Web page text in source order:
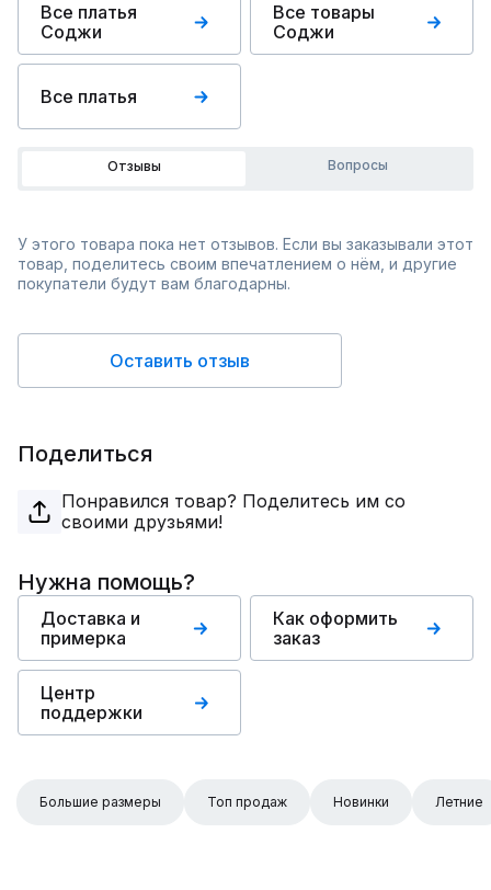
Все платья
Соджи
Все товары
Соджи
Все платья
Отзывы Вопросы
У этого товара пока нет отзывов. Если вы заказывали этот
товар, поделитесь своим впечатлением о нём, и другие
покупатели будут вам благодарны.
Оставить отзыв
Поделиться
Понравился товар? Поделитесь им со
своими друзьями!
Нужна помощь?
Доставка и
примерка
Как оформить
заказ
Центр
поддержки
Большие размеры Топ продаж Новинки Летние